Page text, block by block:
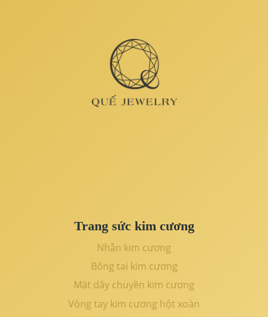
Trang sức kim cương
Nhẫn kim cương
Bông tai kim cương
Mặt dây chuyền kim cương
Vòng tay kim cương hột xoàn